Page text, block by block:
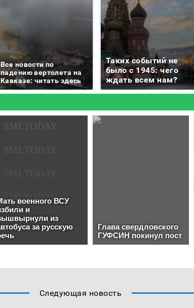
Все новости по
падению вертолета на
Кавказе: читать здесь
Таких событий не
было с 1945: чего
ждать всем нам?
Следующая новость